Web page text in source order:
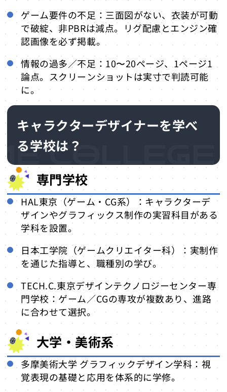
ゲーム要件の不足：三面図がない、衣装が可動
で破綻、非PBRは減点。リグ配慮とエンジン確
認画像を必ず掲載。
情報の過多／不足：10〜20ページ、1ページ1
論点。スクリーンショットは実寸で判読可能
に。
キャラクターデザイナーを学べ
る学校は？
専門学校
HAL東京（ゲーム・CG系）：キャラクターデ
ザインやグラフィックス制作の実習科目がある
学科を設置。
日本工学院（ゲームクリエイター科）：実制作
を通じた指導と、職種別の学び。
TECH.C.東京デザインテクノロジーセンター専
門学校：ゲーム／CGの専攻が複数あり、進路
に合わせて選択。
大学・美術系
多摩美術大学 グラフィックデザイン学科：視
覚表現の基礎と応用を体系的に学修。